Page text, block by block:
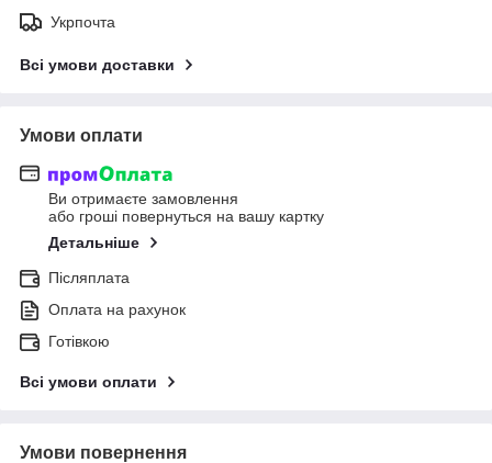
Укрпочта
Всі умови доставки
Умови оплати
Ви отримаєте замовлення
або гроші повернуться на вашу картку
Детальніше
Післяплата
Оплата на рахунок
Готівкою
Всі умови оплати
Умови повернення